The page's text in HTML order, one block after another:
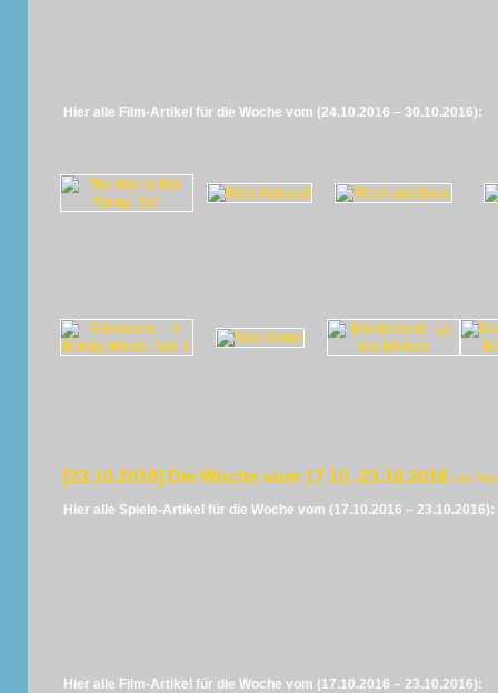
Hier alle Film-Artikel für die Woche vom (24.10.2016 – 30.10.2016):
[23.10.2016] Die Woche vom 17.10.-23.10.2016 von
Hier alle Spiele-Artikel für die Woche vom (17.10.2016 – 23.10.2016):
Hier alle Film-Artikel für die Woche vom (17.10.2016 – 23.10.2016):